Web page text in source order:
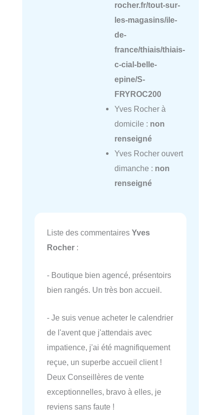
rocher.fr/tout-sur-
les-magasins/ile-
de-
france/thiais/thiais-
c-cial-belle-
epine/S-
FRYROC200
Yves Rocher à
domicile : non
renseigné
Yves Rocher ouvert
dimanche : non
renseigné
Liste des commentaires Yves
Rocher :
- Boutique bien agencé, présentoirs
bien rangés. Un très bon accueil.
- Je suis venue acheter le calendrier
de l'avent que j'attendais avec
impatience, j'ai été magnifiquement
reçue, un superbe accueil client !
Deux Conseillères de vente
exceptionnelles, bravo à elles, je
reviens sans faute !